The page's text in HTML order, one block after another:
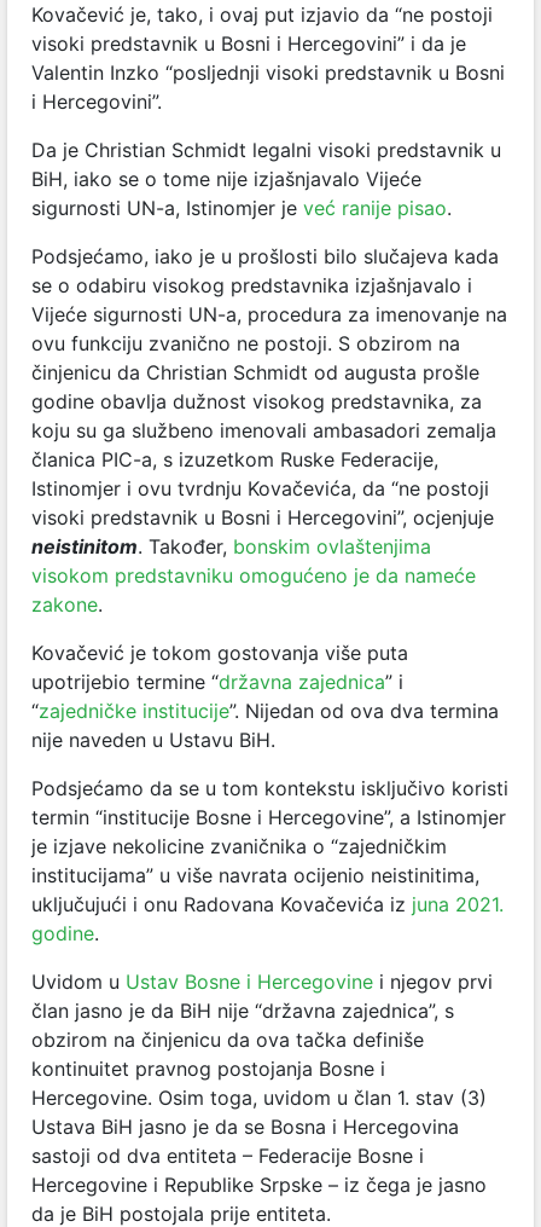
Kovačević je, tako, i ovaj put izjavio da “ne postoji
visoki predstavnik u Bosni i Hercegovini” i da je
Valentin Inzko “posljednji visoki predstavnik u Bosni
i Hercegovini”.
Da je Christian Schmidt legalni visoki predstavnik u
BiH, iako se o tome nije izjašnjavalo Vijeće
sigurnosti UN-a, Istinomjer je već ranije pisao.
Podsjećamo, iako je u prošlosti bilo slučajeva kada
se o odabiru visokog predstavnika izjašnjavalo i
Vijeće sigurnosti UN-a, procedura za imenovanje na
ovu funkciju zvanično ne postoji. S obzirom na
činjenicu da Christian Schmidt od augusta prošle
godine obavlja dužnost visokog predstavnika, za
koju su ga službeno imenovali ambasadori zemalja
članica PIC-a, s izuzetkom Ruske Federacije,
Istinomjer i ovu tvrdnju Kovačevića, da “ne postoji
visoki predstavnik u Bosni i Hercegovini”, ocjenjuje
neistinitom. Također, bonskim ovlaštenjima
visokom predstavniku omogućeno je da nameće
zakone.
Kovačević je tokom gostovanja više puta
upotrijebio termine “državna zajednica” i
“zajedničke institucije”. Nijedan od ova dva termina
nije naveden u Ustavu BiH.
Podsjećamo da se u tom kontekstu isključivo koristi
termin “institucije Bosne i Hercegovine”, a Istinomjer
je izjave nekolicine zvaničnika o “zajedničkim
institucijama” u više navrata ocijenio neistinitima,
uključujući i onu Radovana Kovačevića iz juna 2021.
godine.
Uvidom u Ustav Bosne i Hercegovine i njegov prvi
član jasno je da BiH nije “državna zajednica”, s
obzirom na činjenicu da ova tačka definiše
kontinuitet pravnog postojanja Bosne i
Hercegovine. Osim toga, uvidom u član 1. stav (3)
Ustava BiH jasno je da se Bosna i Hercegovina
sastoji od dva entiteta – Federacije Bosne i
Hercegovine i Republike Srpske – iz čega je jasno
da je BiH postojala prije entiteta.